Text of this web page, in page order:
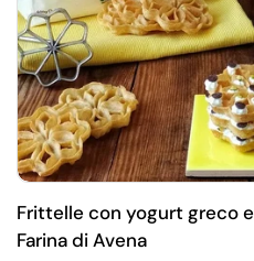
Frittelle con yogurt greco
Farina di Avena